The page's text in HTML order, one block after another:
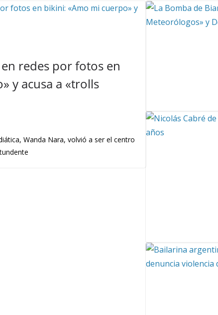
redes por fotos en
y acusa a «trolls
Wanda Nara, volvió a ser el centro